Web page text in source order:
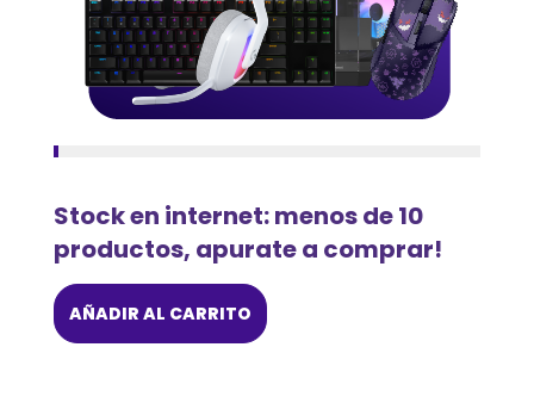
Stock en internet: menos de 10
productos, apurate a comprar!
AÑADIR AL CARRITO